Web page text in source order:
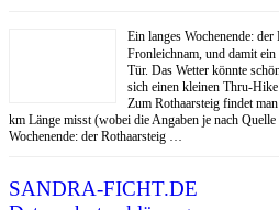
Ein langes Wochenende:
Fronleichnam, und damit ein
Tür. Das Wetter könnte
sich einen kleinen Thru-
Zum Rothaarsteig findet
km Länge misst (wobei die Angaben je nach
Wochenende: der Rothaarsteig …
SANDRA-FICHT.DE